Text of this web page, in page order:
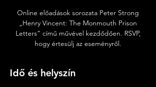
Online előadások sorozata Peter Strong
„Henry Vincent: The Monmouth Prison
Letters” című művével kezdődően. RSVP,
hogy értesülj az eseményről.
Idő és helyszín